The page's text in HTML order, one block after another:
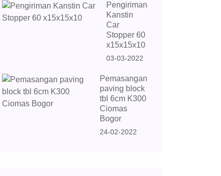
Pengiriman
Kanstin
Car
Stopper 60
x15x15x10
03-03-2022
Pemasangan
paving block
tbl 6cm K300
Ciomas
Bogor
24-02-2022